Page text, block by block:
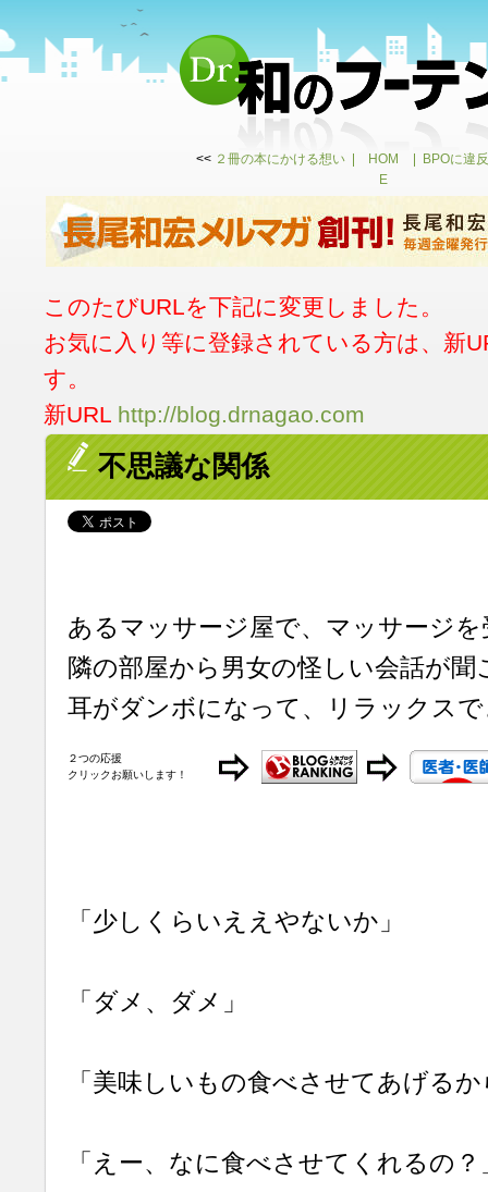
<< ２冊の本にかける想い
HOM
E
BPOに違
このたびURLを下記に変更しました。
お気に入り等に登録されている方は、新
す。
新URL http://blog.drnagao.com
不思議な関係
あるマッサージ屋で、マッサージ
隣の部屋から男女の怪しい会話が聞
耳がダンボになって、リラックス
２つの応援
クリックお願いします！
「少しくらいええやないか」
「ダメ、ダメ」
「美味しいもの食べさせてあげるか
「えー、なに食べさせてくれるの？